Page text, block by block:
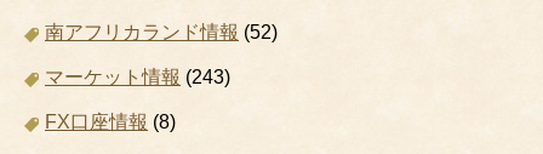
南アフリカランド情報 (52)
マーケット情報 (243)
FX口座情報 (8)